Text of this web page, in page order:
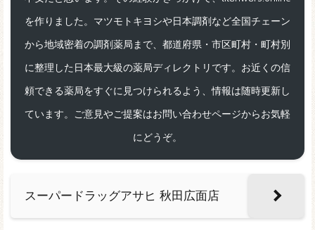
を作りました。マツモトキヨシや日本調剤など全国チェーン
から地域密着の調剤薬局まで、都道府県・市区町村・町村別
に整理した日本最大級の薬局ディレクトリです。お近くの信
頼できる薬局をすぐに見つけられるよう、情報は随時更新し
ています。ご意見やご提案はお問い合わせページからお気軽
にどうぞ。
スーパードラッグアサヒ 秋田広面店